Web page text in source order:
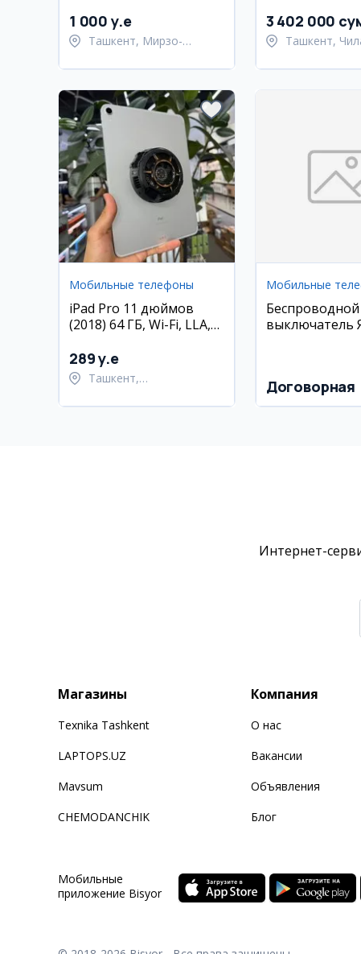
Ташкент
1 000 y.e
Ташкент, Мирзо-
сенсорный
3 402 000
Ташкент,
Мобильные телефоны
iPad Pro 11 дюймов
(2018) 64 ГБ, Wi-Fi, LLA,
289 y.e
Ташкент,
Мобильные
выключатель
Договорная
Интернет-
Магазины
Texnika Tashkent
LAPTOPS.UZ
Mavsum
CHEMODANCHIK
Компания
О нас
Вакансии
Объявления
Блог
Мобильные
приложение Bisyor